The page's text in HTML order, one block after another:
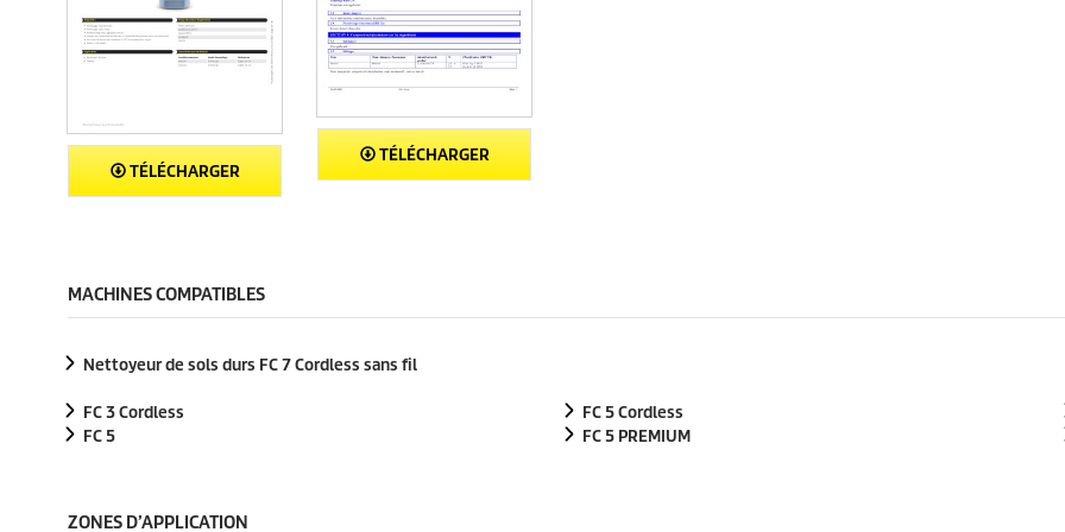
TÉLÉCHARGER
TÉLÉCHARGER
MACHINES COMPATIBLES
Nettoyeur de sols durs FC 7 Cordless sans fil
FC 3 Cordless
FC 5
FC 5 Cordless
FC 5 PREMIUM
ZONES D’APPLICATION